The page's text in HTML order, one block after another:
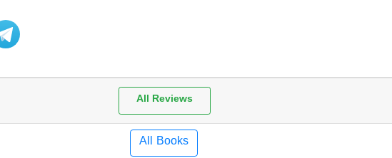
All Reviews
All Books